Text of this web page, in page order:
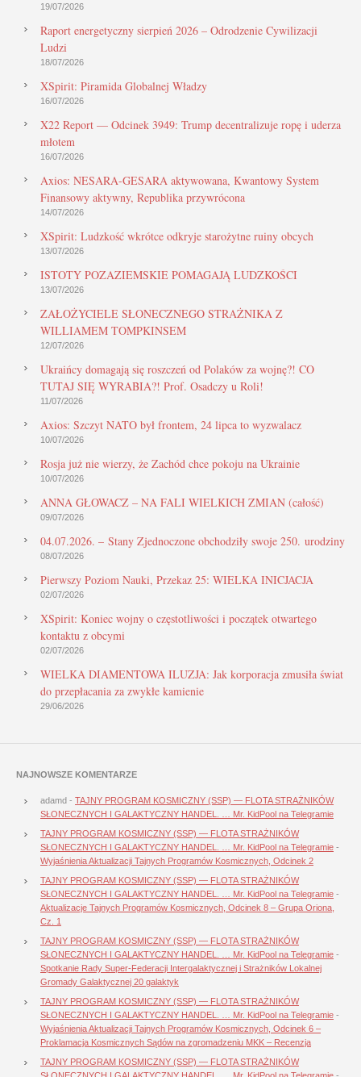
19/07/2026
Raport energetyczny sierpień 2026 – Odrodzenie Cywilizacji
Ludzi
18/07/2026
XSpirit: Piramida Globalnej Władzy
16/07/2026
X22 Report — Odcinek 3949: Trump decentralizuje ropę i uderza
młotem
16/07/2026
Axios: NESARA-GESARA aktywowana, Kwantowy System
Finansowy aktywny, Republika przywrócona
14/07/2026
XSpirit: Ludzkość wkrótce odkryje starożytne ruiny obcych
13/07/2026
ISTOTY POZAZIEMSKIE POMAGAJĄ LUDZKOŚCI
13/07/2026
ZAŁOŻYCIELE SŁONECZNEGO STRAŻNIKA Z
WILLIAMEM TOMPKINSEM
12/07/2026
Ukraińcy domagają się roszczeń od Polaków za wojnę?! CO
TUTAJ SIĘ WYRABIA?! Prof. Osadczy u Roli!
11/07/2026
Axios: Szczyt NATO był frontem, 24 lipca to wyzwalacz
10/07/2026
Rosja już nie wierzy, że Zachód chce pokoju na Ukrainie
10/07/2026
ANNA GŁOWACZ – NA FALI WIELKICH ZMIAN (całość)
09/07/2026
04.07.2026. – Stany Zjednoczone obchodziły swoje 250. urodziny
08/07/2026
Pierwszy Poziom Nauki, Przekaz 25: WIELKA INICJACJA
02/07/2026
XSpirit: Koniec wojny o częstotliwości i początek otwartego
kontaktu z obcymi
02/07/2026
WIELKA DIAMENTOWA ILUZJA: Jak korporacja zmusiła świat
do przepłacania za zwykłe kamienie
29/06/2026
NAJNOWSZE KOMENTARZE
adamd - TAJNY PROGRAM KOSMICZNY (SSP) — FLOTA STRAŻNIKÓW
SŁONECZNYCH I GALAKTYCZNY HANDEL. … Mr. KidPool na Telegramie
TAJNY PROGRAM KOSMICZNY (SSP) — FLOTA STRAŻNIKÓW
SŁONECZNYCH I GALAKTYCZNY HANDEL. … Mr. KidPool na Telegramie -
Wyjaśnienia Aktualizacji Tajnych Programów Kosmicznych, Odcinek 2
TAJNY PROGRAM KOSMICZNY (SSP) — FLOTA STRAŻNIKÓW
SŁONECZNYCH I GALAKTYCZNY HANDEL. … Mr. KidPool na Telegramie -
Aktualizacje Tajnych Programów Kosmicznych, Odcinek 8 – Grupa Oriona,
Cz. 1
TAJNY PROGRAM KOSMICZNY (SSP) — FLOTA STRAŻNIKÓW
SŁONECZNYCH I GALAKTYCZNY HANDEL. … Mr. KidPool na Telegramie -
Spotkanie Rady Super-Federacji Intergalaktycznej i Strażników Lokalnej
Gromady Galaktycznej 20 galaktyk
TAJNY PROGRAM KOSMICZNY (SSP) — FLOTA STRAŻNIKÓW
SŁONECZNYCH I GALAKTYCZNY HANDEL. … Mr. KidPool na Telegramie -
Wyjaśnienia Aktualizacji Tajnych Programów Kosmicznych, Odcinek 6 –
Proklamacja Kosmicznych Sądów na zgromadzeniu MKK – Recenzja
TAJNY PROGRAM KOSMICZNY (SSP) — FLOTA STRAŻNIKÓW